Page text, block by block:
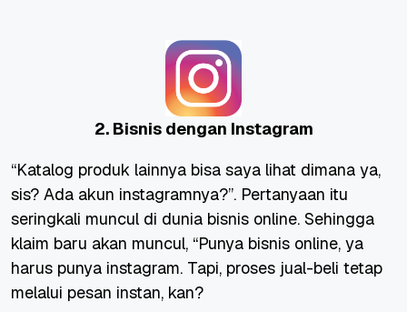
2. Bisnis dengan Instagram
“Katalog produk lainnya bisa saya lihat dimana ya,
sis? Ada akun instagramnya?”. Pertanyaan itu
seringkali muncul di dunia bisnis online. Sehingga
klaim baru akan muncul, “Punya bisnis online, ya
harus punya instagram. Tapi, proses jual-beli tetap
melalui pesan instan, kan?